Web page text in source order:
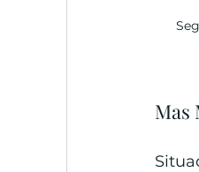
Mas